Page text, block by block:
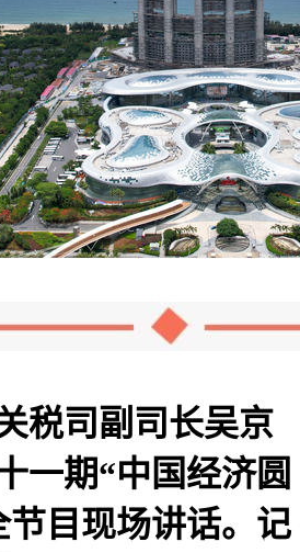
司副司长吴京
一期“中国经济圆
节目现场讲话。记